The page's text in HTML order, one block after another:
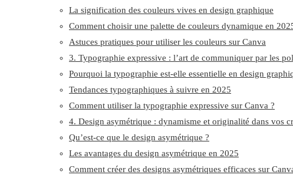
La signification des couleurs vives en design graphique
Comment choisir une palette de couleurs dynamique en
Astuces pratiques pour utiliser les couleurs sur Canva
3. Typographie expressive : l’art de communiquer par les
Pourquoi la typographie est-elle essentielle en design
Tendances typographiques à suivre en 2025
Comment utiliser la typographie expressive sur Canva ?
4. Design asymétrique : dynamisme et originalité dans vos
Qu’est-ce que le design asymétrique ?
Les avantages du design asymétrique en 2025
Comment créer des designs asymétriques efficaces sur